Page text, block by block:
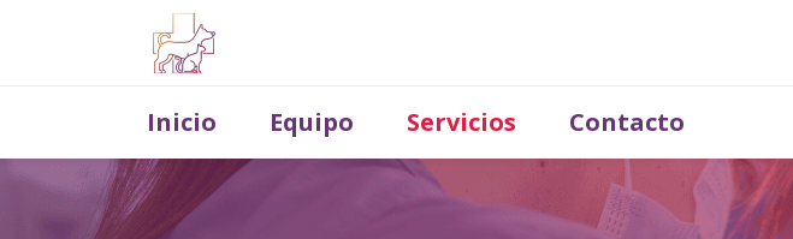
Inicio Equipo Servicios Contacto